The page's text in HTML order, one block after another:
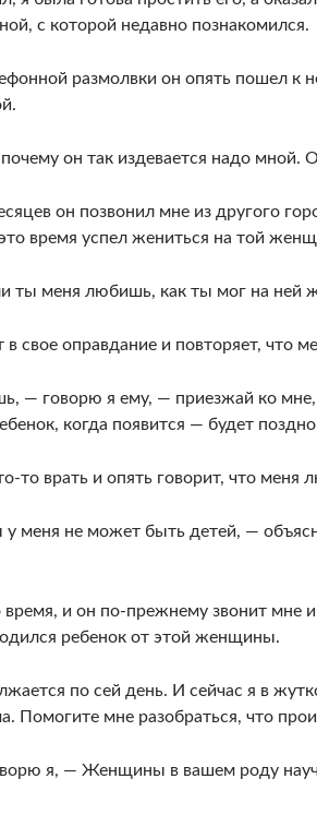
с которой недавно познакомился.
размолвки он опять пошел к
он так издевается надо
он позвонил мне из другого
время успел жениться на той
ты меня любишь, как ты мог на ней
свое оправдание и по­вторяет, что
— говорю я ему, — приезжай ко
когда появится — будет
то врать и опять говорит, что меня
меня не может быть детей, —
время, и он по-прежне­му звонит мне
ребенок от этой женщи­ны.
по сей день. И сей­час я в
Помогите мне разобраться, что
я, — Женщины в ва­шем роду